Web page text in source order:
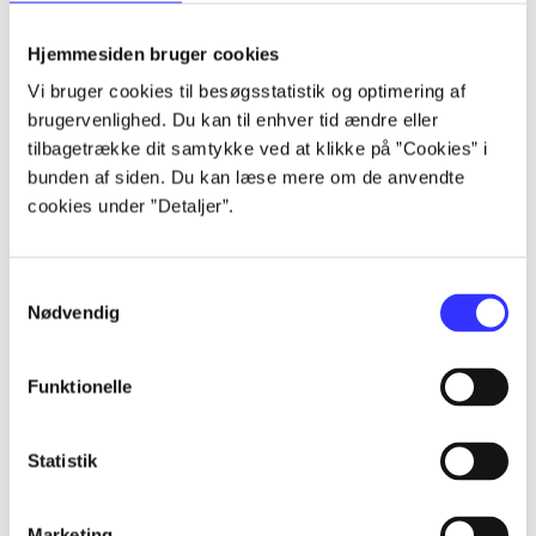
Hjemmesiden bruger cookies
Vi bruger cookies til besøgsstatistik og optimering af
brugervenlighed. Du kan til enhver tid ændre eller
tilbagetrække dit samtykke ved at klikke på ”Cookies” i
bunden af siden. Du kan læse mere om de anvendte
cookies under ”Detaljer”.
Nødvendig
Funktionelle
Statistik
lorem ipsum dolor sit amet ...
lorem ipsum dolor sit amet ...
lorem ipsum dolor sit amet ...
lorem ipsum dolor sit amet ...
lorem ipsum dolor sit amet ...
lorem ipsum dolor sit amet ...
lorem ipsum dolor sit amet ...
lorem ipsum dolor sit amet ...